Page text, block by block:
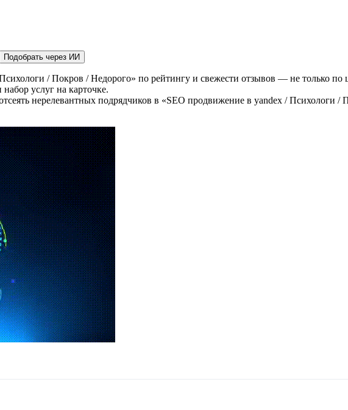
Подобрать через ИИ
/ Покров / Недорого» по рейтингу и свежести отзывов — не только по
услуг на карточке.
нерелевантных подрядчиков в «SEO продвижение в yandex / Психологи /